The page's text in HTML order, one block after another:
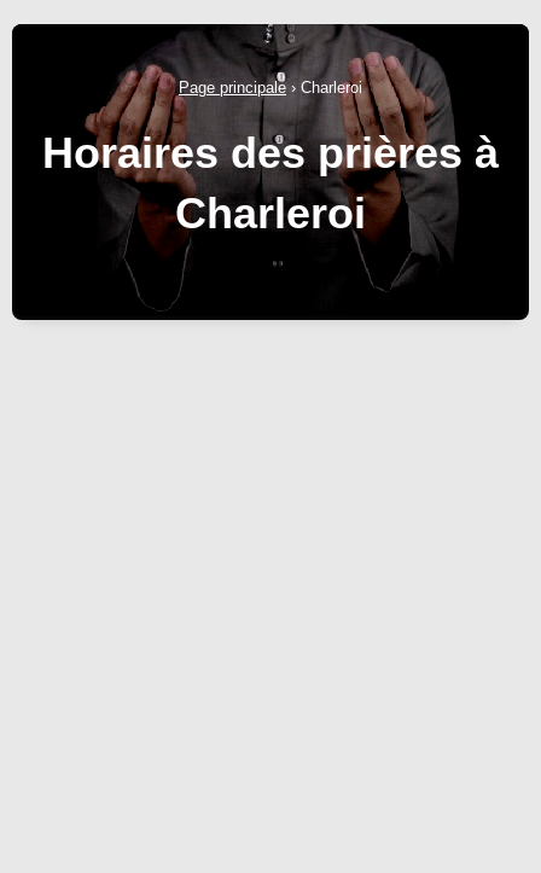
Page principale › Charleroi
Horaires des prières à
Charleroi